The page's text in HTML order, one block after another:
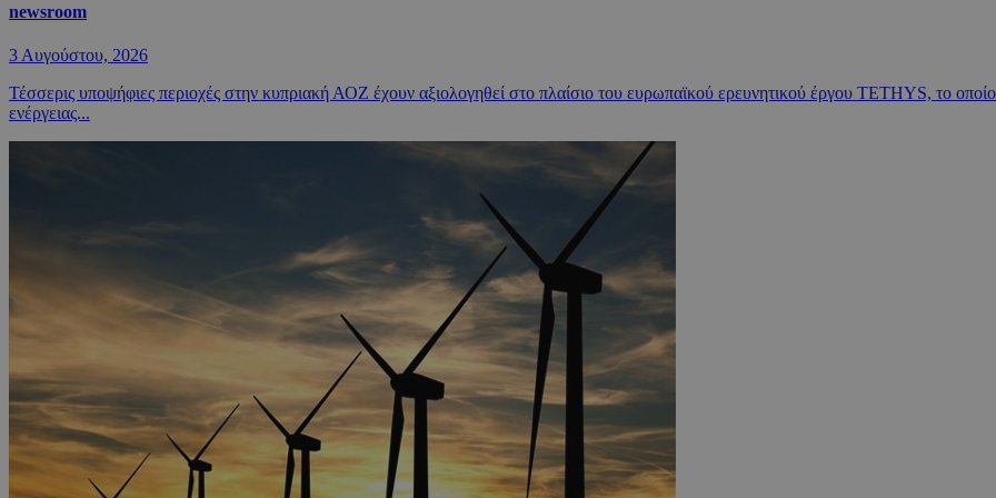
newsroom
3 Αυγούστου, 2026
Τέσσερις υποψήφιες περιοχές στην κυπριακή ΑΟΖ έχουν αξιολογηθεί στο πλαίσιο του ευρωπαϊκού ερευνητικού έργου TETHYS, το οποίο
ενέργειας...